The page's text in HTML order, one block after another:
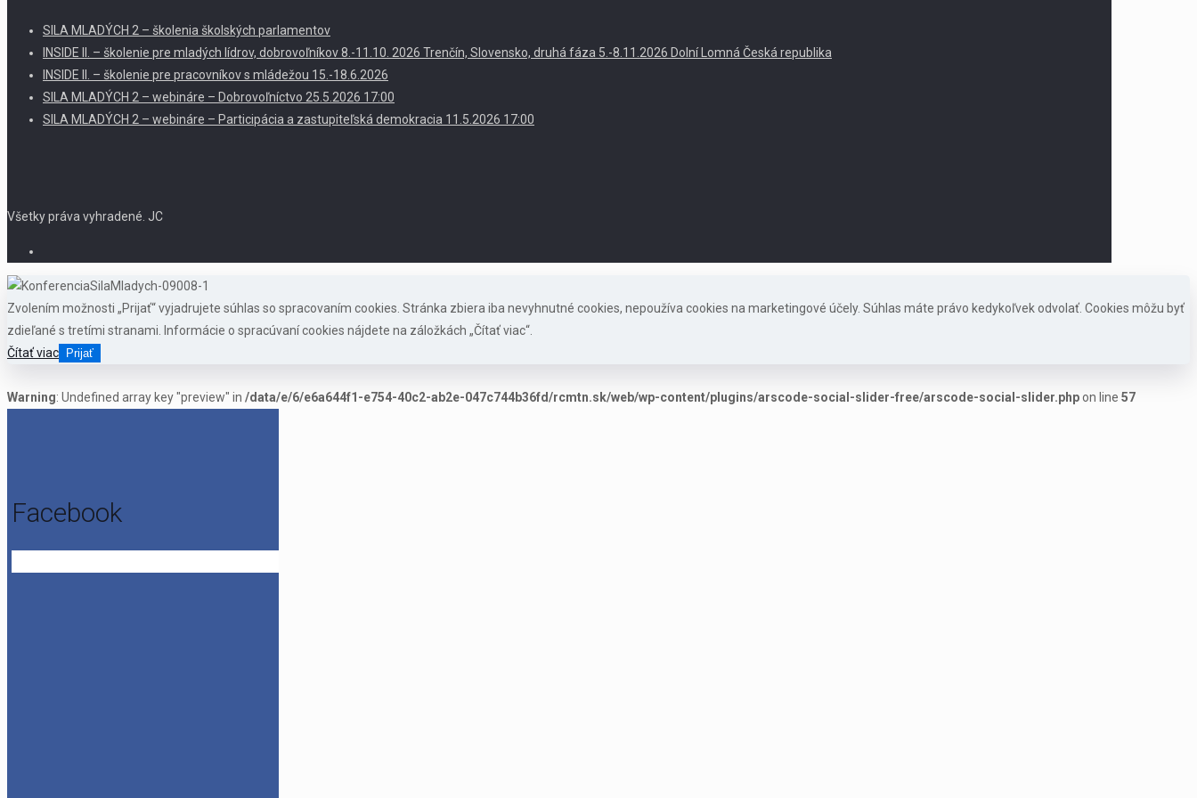
SILA MLADÝCH 2 – školenia školských parlamentov
INSIDE II. – školenie pre mladých lídrov, dobrovoľníkov 8.-11.10. 2026 Trenčín, Slovensko, druhá fáza 5.-8.11.2026 Dolní Lomná Česká republika
INSIDE II. – školenie pre pracovníkov s mládežou 15.-18.6.2026
SILA MLADÝCH 2 – webináre – Dobrovoľníctvo 25.5.2026 17:00
SILA MLADÝCH 2 – webináre – Participácia a zastupiteľská demokracia 11.5.2026 17:00
Všetky práva vyhradené. JC
Zvolením možnosti „Prijať“ vyjadrujete súhlas so spracovaním cookies. Stránka zbiera iba nevyhnutné cookies, nepoužíva cookies na marketingové účely. Súhlas máte právo kedykoľvek odvolať. Cookies môžu byť
zdieľané s tretími stranami. Informácie o spracúvaní cookies nájdete na záložkách „Čítať viac“.
Čítať viac
Prijať
Warning: Undefined array key "preview" in /data/e/6/e6a644f1-e754-40c2-ab2e-047c744b36fd/rcmtn.sk/web/wp-content/plugins/arscode-social-slider-free/arscode-social-slider.phpon line 57
Facebook